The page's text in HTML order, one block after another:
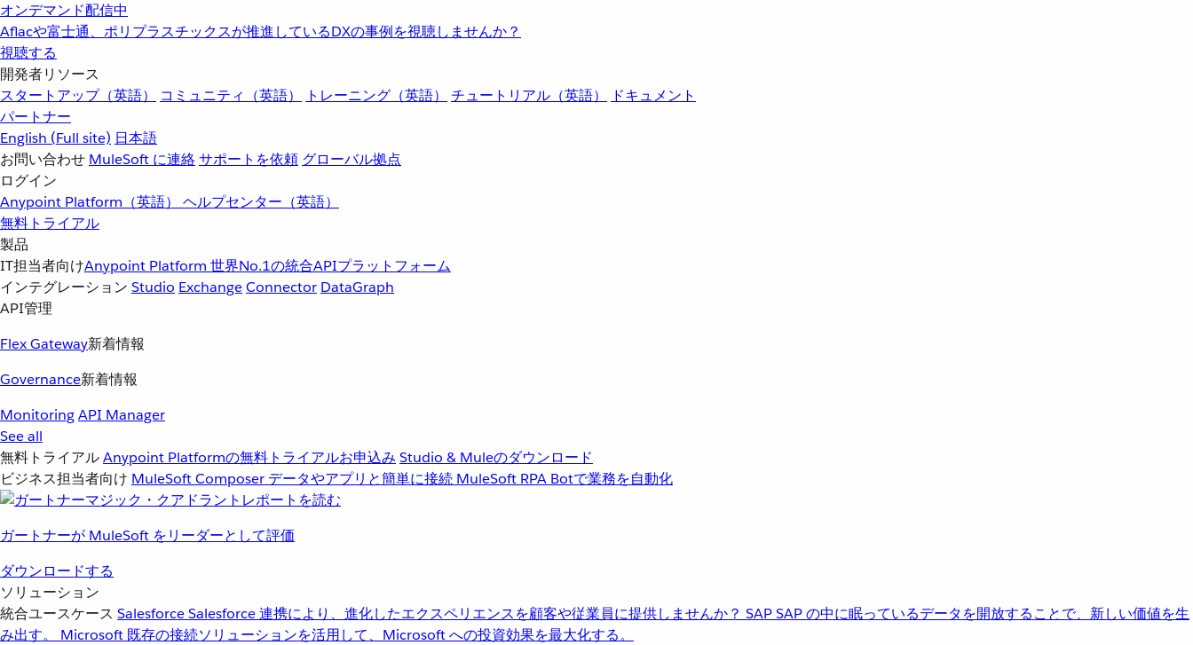
オンデマンド配信中
Aflacや富士通、ポリプラスチックスが推進しているDXの事例を視聴しませんか？
視聴する
開発者リソース
スタートアップ（英語）
コミュニティ（英語） トレーニング（英語） チュートリアル（英語）
ドキュメント
パートナー
English (Full site) 日本語
お問い合わせ MuleSoft に連絡サポートを依頼 グローバル拠点
ログイン
Anypoint Platform（英語） ヘルプセンター（英語）
無料トライアル
製品
IT担当者向けAnypoint Platform 世界No.1の統合APIプラットフォーム
インテグレーション Studio ExchangeConnector DataGraph
API管理
Flex Gateway新着情報
Governance新着情報
MonitoringAPI Manager
See all
無料トライアルAnypoint Platformの無料トライアルお申込み Studio & Muleのダウンロード
ビジネス担当者向け MuleSoft Composer データやアプリと簡単に接続 MuleSoft RPA Botで業務を自動化
ガートナーが MuleSoft をリーダーとして評価
ダウンロードする
ソリューション
統合ユースケース SalesforceSalesforce 連携により、進化したエクスペリエンスを顧客や従業員に提供しませんか？ SAPSAP の中に眠っているデータを開放することで、新しい価値を生
み出す。
Microsoft 既存の接続ソリューションを活用して、Microsoft への投資効果を最大化する。